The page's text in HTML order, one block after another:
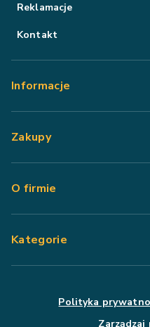
Reklamacje
Kontakt
Informacje
Zakupy
O firmie
Kategorie
Polityka
Zarządzaj